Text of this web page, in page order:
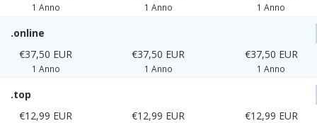
1 Anno 1 Anno 1 Anno
.online
€37,50 EUR
1 Anno
€37,50 EUR
1 Anno
€37,50 EUR
1 Anno
.top
€12,99 EUR
€12,99 EUR €12,99 EUR